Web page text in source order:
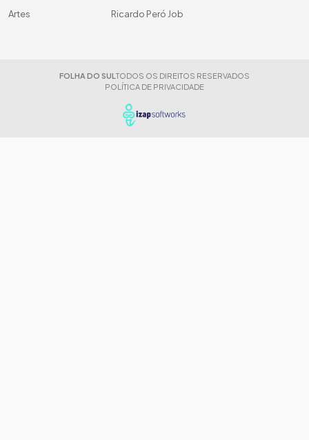
Artes
Ricardo Peró Job
FOLHA DO SUL TODOS OS DIREITOS RESERVADOS
POLÍTICA DE PRIVACIDADE